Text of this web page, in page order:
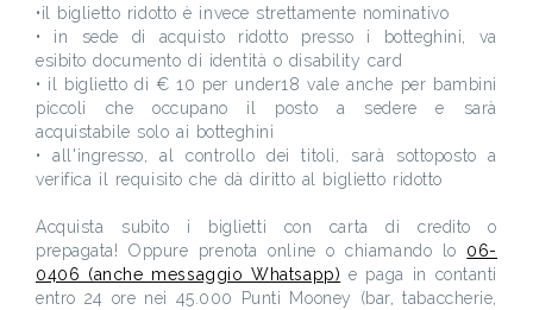
•il biglietto ridotto è invece strettamente nominativo
• in sede di acquisto ridotto presso i botteghini, va
esibito documento di identità o disability card
• il biglietto di € 10 per under18 vale anche per bambini
piccoli che occupano il posto a sedere e sarà
acquistabile solo ai botteghini
• all'ingresso, al controllo dei titoli, sarà sottoposto a
verifica il requisito che dà diritto al biglietto ridotto
Acquista subito i biglietti con carta di credito o
prepagata! Oppure prenota online o chiamando lo 06-
0406 (anche messaggio Whatsapp) e paga in contanti
entro 24 ore nei 45.000 Punti Mooney (bar, tabaccherie,